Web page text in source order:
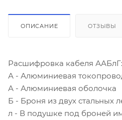
ОПИСАНИЕ ОТЗЫВЫ
Расшифровка кабеля ААБлГ:
А - Алюминиевая
А - Алюминиевая оболочка
Б - Броня из двух стальных
л - В подушке под броней